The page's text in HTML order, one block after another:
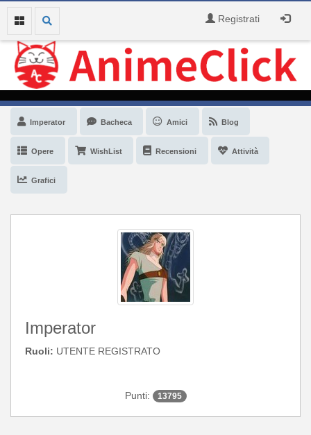
Registrati
Imperator Bacheca Amici Blog
Opere WishList Recensioni Attività
Grafici
Imperator
Ruoli: UTENTE REGISTRATO
Punti: 13795